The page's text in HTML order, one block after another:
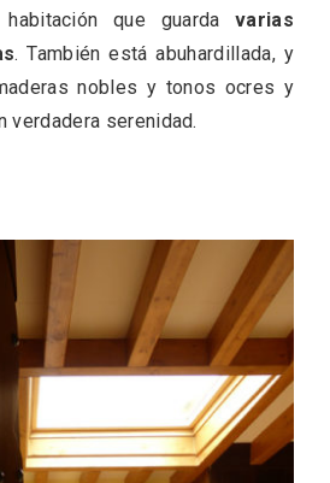
que guardavarias
. También está abuhardillada, y
nobles y tonos ocres y
verdadera serenidad.